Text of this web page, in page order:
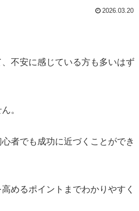
2026.03.20
不安に感じている方も多いはず
。
者でも成功に近づくことができ
めるポイントまでわかりやすく